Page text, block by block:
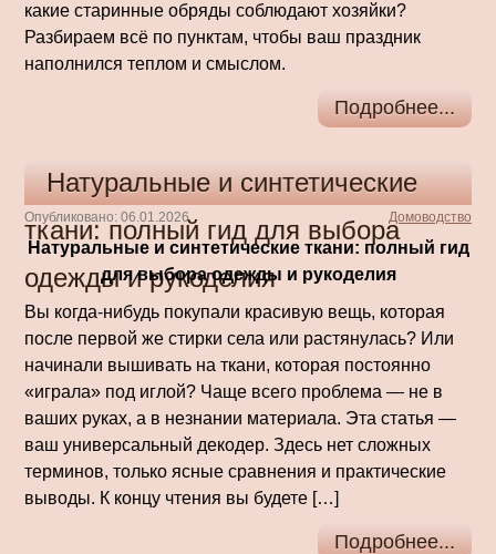
какие старинные обряды соблюдают хозяйки?
Разбираем всё по пунктам, чтобы ваш праздник
наполнился теплом и смыслом.
Подробнее...
Натуральные и синтетические
ткани: полный гид для выбора
одежды и рукоделия
Опубликовано: 06.01.2026 Домоводство
Натуральные и синтетические ткани: полный гид
для выбора одежды и рукоделия
Вы когда-нибудь покупали красивую вещь, которая
после первой же стирки села или растянулась? Или
начинали вышивать на ткани, которая постоянно
«играла» под иглой? Чаще всего проблема — не в
ваших руках, а в незнании материала. Эта статья —
ваш универсальный декодер. Здесь нет сложных
терминов, только ясные сравнения и практические
выводы. К концу чтения вы будете […]
Подробнее...